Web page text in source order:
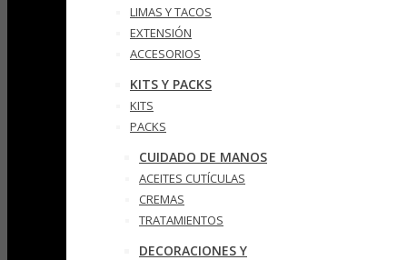
LIMAS Y TACOS
EXTENSIÓN
ACCESORIOS
KITS Y PACKS
KITS
PACKS
CUIDADO DE MANOS
ACEITES CUTÍCULAS
CREMAS
TRATAMIENTOS
DECORACIONES Y